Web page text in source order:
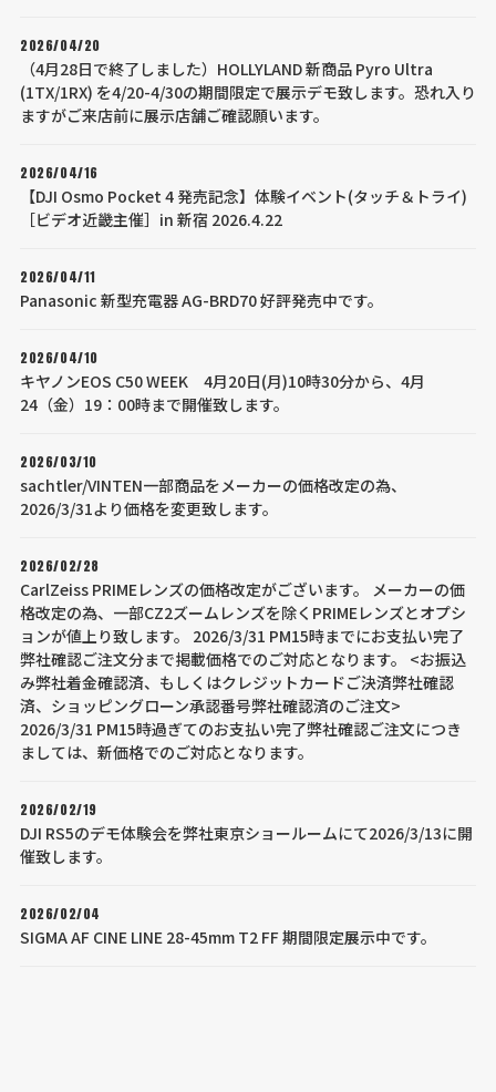
2026/04/20
（4月28日で終了しました）HOLLYLAND 新商品 Pyro Ultra
(1TX/1RX) を4/20-4/30の期間限定で展示デモ致します。恐れ入り
ますがご来店前に展示店舗ご確認願います。
2026/04/16
【DJI Osmo Pocket 4 発売記念】体験イベント(タッチ＆トライ)
［ビデオ近畿主催］in 新宿 2026.4.22
2026/04/11
Panasonic 新型充電器 AG-BRD70 好評発売中です。
2026/04/10
キヤノンEOS C50 WEEK 4月20日(月)10時30分から、4月
24（金）19：00時まで開催致します。
2026/03/10
sachtler/VINTEN一部商品をメーカーの価格改定の為、
2026/3/31より価格を変更致します。
2026/02/28
CarlZeiss PRIMEレンズの価格改定がございます。 メーカーの価
格改定の為、一部CZ2ズームレンズを除くPRIMEレンズとオプシ
ョンが値上り致します。 2026/3/31 PM15時までにお支払い完了
弊社確認ご注文分まで掲載価格でのご対応となります。 <お振込
み弊社着金確認済、もしくはクレジットカードご決済弊社確認
済、ショッピングローン承認番号弊社確認済のご注文>
2026/3/31 PM15時過ぎてのお支払い完了弊社確認ご注文につき
ましては、新価格でのご対応となります。
2026/02/19
DJI RS5のデモ体験会を弊社東京ショールームにて2026/3/13に開
催致します。
2026/02/04
SIGMA AF CINE LINE 28-45mm T2 FF 期間限定展示中です。